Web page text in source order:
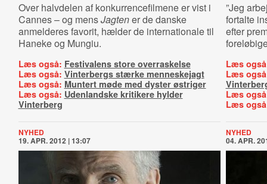
Over halvdelen af konkurrencefilmene er vist i
Cannes – og mensJagtener de danske
anmelderes favorit, hælder de internationale til
Haneke og Mungiu.
Læs også: Festivalens store overraskelse
Læs også: Vinterbergs stærke menneskejagt
Læs også: Muntert møde med dyster østriger
Læs også: Udenlandske kritikere hylder
Vinterberg
”Jeg
fortalte
efter
Læs
Læs
Læs
Læs
NYHED
19. APR. 2012 | 13:07
NYHED
04. APR.